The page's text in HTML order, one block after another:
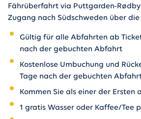
Fährüberfahrt via Puttgarden-
Zugang nach Südschweden über die
Gültig für alle Abfahrten ab
nach der gebuchten Abfahrt
Kostenlose Umbuchung und
Tage nach der gebuchten
Kommen Sie als einer der Ersten
1 gratis Wasser oder Kaffee/Tee